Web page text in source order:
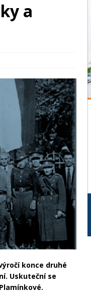
a
konce druhé
Uskuteční se